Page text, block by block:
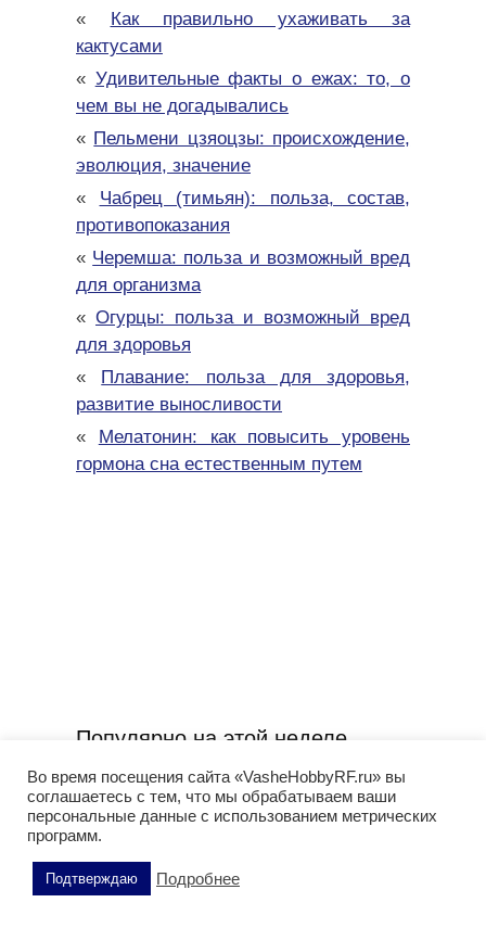
« Как правильно ухаживать за
кактусами
« Удивительные факты о ежах: то, о
чем вы не догадывались
« Пельмени цзяоцзы: происхождение,
эволюция, значение
« Чабрец (тимьян): польза, состав,
противопоказания
« Черемша: польза и возможный вред
для организма
« Огурцы: польза и возможный вред
для здоровья
« Плавание: польза для здоровья,
развитие выносливости
« Мелатонин: как повысить уровень
гормона сна естественным путем
Популярно на этой неделе
Во время посещения сайта «VasheHobbyRF.ru» вы
соглашаетесь с тем, что мы обрабатываем ваши
персональные данные с использованием метрических
программ.
Подтверждаю Подробнее